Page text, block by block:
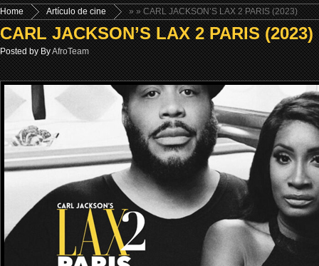
Home »
Artículo de cine » CARL JACKSON’S LAX 2 PARIS (2023)
CARL JACKSON’S LAX 2 PARIS (2023)
Posted by ByAfroTeam